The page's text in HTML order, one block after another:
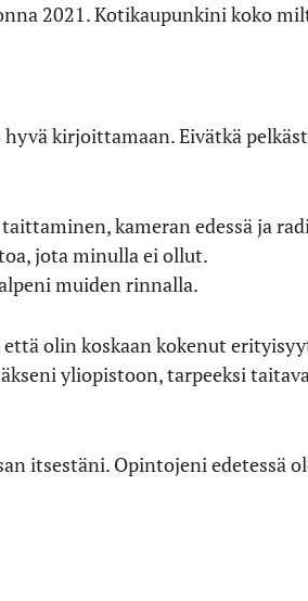
2021. Kotikaupunkini koko
kirjoittamaan. Eivätkä
kameran edessä ja
jota minulla ei ollut.
muiden rinnalla.
olin koskaan kokenut
yliopistoon, tarpeeksi
itsestäni. Opintojeni edetessä